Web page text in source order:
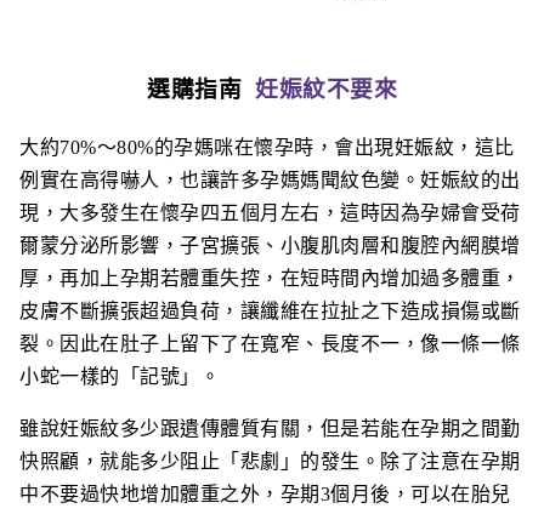
選購指南 妊娠紋不要來
大約70%～80%的孕媽咪在懷孕時，會出現妊娠紋，這比
例實在高得嚇人，也讓許多孕媽媽聞紋色變。妊娠紋的出
現，大多發生在懷孕四五個月左右，這時因為孕婦會受荷
爾蒙分泌所影響，子宮擴張、小腹肌肉層和腹腔內網膜增
厚，再加上孕期若體重失控，在短時間內增加過多體重，
皮膚不斷擴張超過負荷，讓纖維在拉扯之下造成損傷或斷
裂。因此在肚子上留下了在寬窄、長度不一，像一條一條
小蛇一樣的「記號」。
雖說妊娠紋多少跟遺傳體質有關，但是若能在孕期之間勤
快照顧，就能多少阻止「悲劇」的發生。除了注意在孕期
中不要過快地增加體重之外，孕期3個月後，可以在胎兒